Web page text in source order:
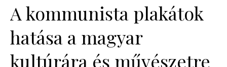
A kommunista plakátok
hatása a magyar
kultúrára és művészetre